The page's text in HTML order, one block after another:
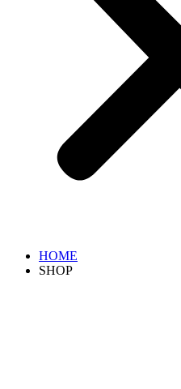
HOME
SHOP